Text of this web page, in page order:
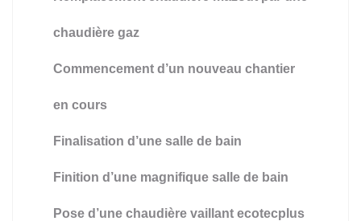
chaudière gaz
Commencement d’un nouveau chantier
en cours
Finalisation d’une salle de bain
Finition d’une magnifique salle de bain
Pose d’une chaudière vaillant ecotecplus